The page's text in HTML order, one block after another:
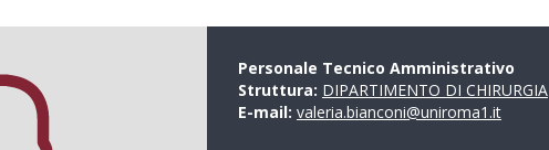
Personale Tecnico Amministrativo
Struttura: DIPARTIMENTO DI CHIRURGIA
E-mail: valeria.bianconi@uniroma1.it